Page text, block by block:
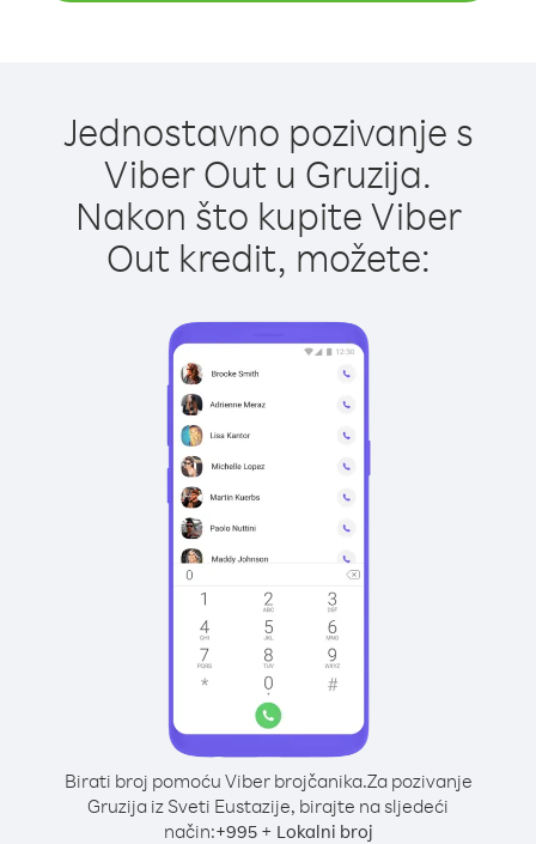
Jednostavno pozivanje s
Viber Out u Gruzija.
Nakon što kupite Viber
Out kredit, možete:
Birati broj pomoću Viber brojčanika.Za pozivanje
Gruzija iz Sveti Eustazije, birajte na sljedeći
način:+995+ Lokalni broj